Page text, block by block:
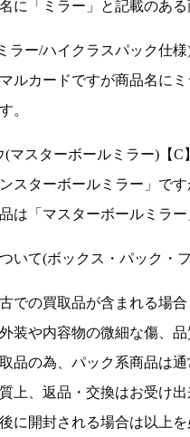
に「ミラー」と記載のあ
ラー/ハイクラスパック仕様
ルカードですが商品名に
。
マスターボールミラー)【C
スターボールミラー」で
は「マスターボールミラー
いて(ボックス・パック・
での買取品が含まれる場合
装や内容物の微細な傷、
品の為、パック系商品は
上、返品・交換はお受け出
に開封される場合は以上